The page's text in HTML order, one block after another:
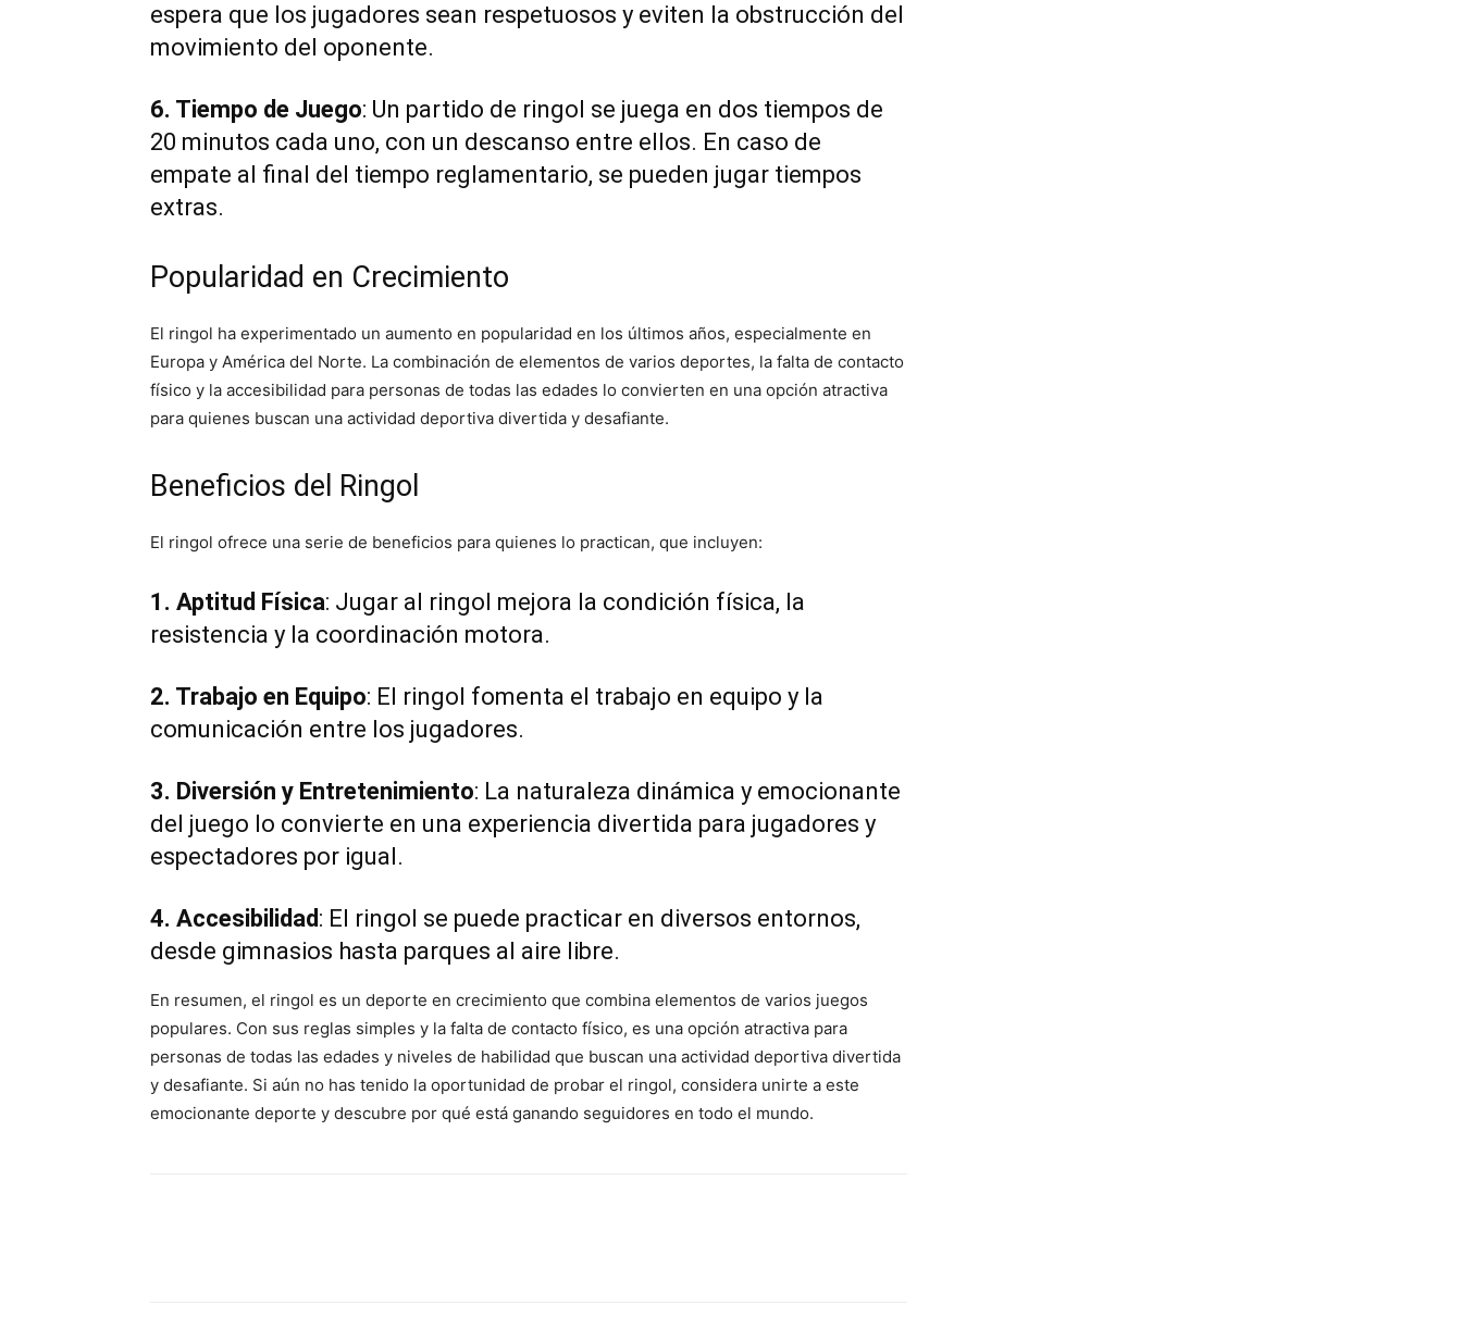
espera que los jugadores sean respetuosos y eviten la obstrucción del
movimiento del oponente.
6. Tiempo de Juego: Un partido de ringol se juega en dos tiempos de
20 minutos cada uno, con un descanso entre ellos. En caso de
empate al final del tiempo reglamentario, se pueden jugar tiempos
extras.
Popularidad en Crecimiento
El ringol ha experimentado un aumento en popularidad en los últimos años, especialmente en
Europa y América del Norte. La combinación de elementos de varios deportes, la falta de contacto
físico y la accesibilidad para personas de todas las edades lo convierten en una opción atractiva
para quienes buscan una actividad deportiva divertida y desafiante.
Beneficios del Ringol
El ringol ofrece una serie de beneficios para quienes lo practican, que incluyen:
1. Aptitud Física: Jugar al ringol mejora la condición física, la
resistencia y la coordinación motora.
2. Trabajo en Equipo: El ringol fomenta el trabajo en equipo y la
comunicación entre los jugadores.
3. Diversión y Entretenimiento: La naturaleza dinámica y emocionante
del juego lo convierte en una experiencia divertida para jugadores y
espectadores por igual.
4. Accesibilidad: El ringol se puede practicar en diversos entornos,
desde gimnasios hasta parques al aire libre.
En resumen, el ringol es un deporte en crecimiento que combina elementos de varios juegos
populares. Con sus reglas simples y la falta de contacto físico, es una opción atractiva para
personas de todas las edades y niveles de habilidad que buscan una actividad deportiva divertida
y desafiante. Si aún no has tenido la oportunidad de probar el ringol, considera unirte a este
emocionante deporte y descubre por qué está ganando seguidores en todo el mundo.